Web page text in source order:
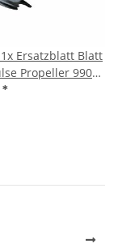
Ersatzblatt Blatt
Propeller 9901,
*